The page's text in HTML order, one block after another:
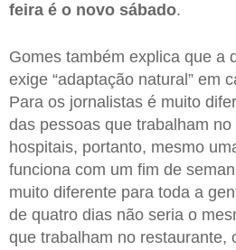
feira é o novo sábado.
Gomes também explica que a
exige “adaptação natural” em
Para os jornalistas é muito
das pessoas que trabalham
hospitais, portanto, mesmo
funciona com um fim de
muito diferente para toda a
de quatro dias não seria o
que trabalham no restaurante,